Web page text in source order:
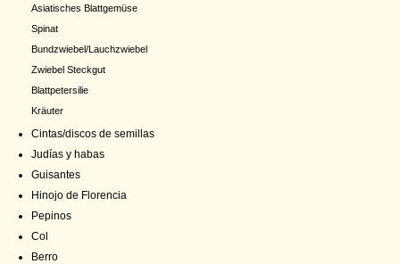
Asiatisches Blattgemüse
Spinat
Bundzwiebel/Lauchzwiebel
Zwiebel Steckgut
Blattpetersilie
Kräuter
Cintas/discos de semillas
Judías y habas
Guisantes
Hinojo de Florencia
Pepinos
Col
Berro